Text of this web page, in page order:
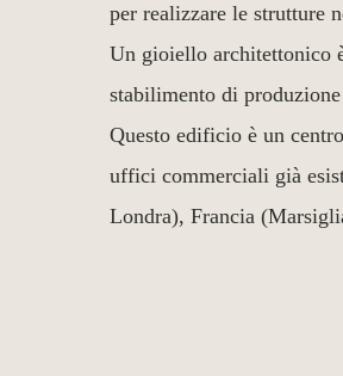
per realizzare le strutture
Un gioiello architettonico
stabilimento di
Questo edificio è un
uffici commerciali già
Londra), Francia